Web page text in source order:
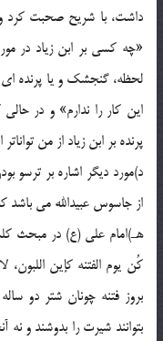
داشت، با شریح صحبت کرد
«چه کسی بر ابن زیاد در
لحظه، گنجشک و یا پرنده
این کار را ندارم» و در
پرنده بر ابن زیاد از من تواناتر
د)مورد دیگر اشاره بر
از جاسوس عبیدالله می
هـ)امام علی (ع) در مبحث
بروز فتنه چونان شتر دو
بتوانند شیرت را بدوشند و